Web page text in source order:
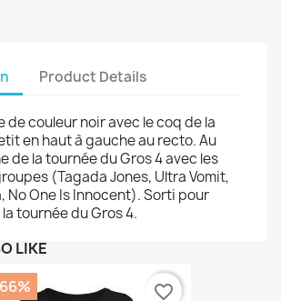
Product Details
de couleur noir avec le coq de la
en haut à gauche au recto. Au
de la tournée du Gros 4 avec les
(Tagada Jones, Ultra Vomit,
No One Is Innocent). Sorti pour
tournée du Gros 4.
LIKE
favorite_border